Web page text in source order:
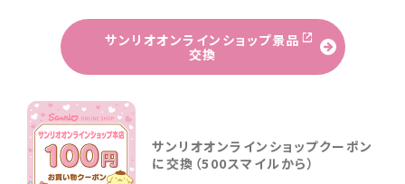
サンリオオンラインショップ景品
交換
サンリオオンラインショップクーポン
に交換（500スマイルから）